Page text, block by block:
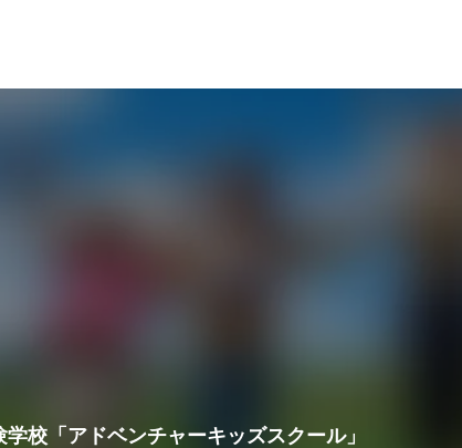
校「アドベンチャーキッズスクール」